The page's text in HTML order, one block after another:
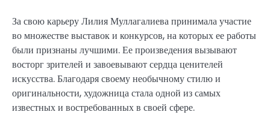
За свою карьеру Лилия Муллагалиева принимала участие
во множестве выставок и конкурсов, на которых ее работы
были признаны лучшими. Ее произведения вызывают
восторг зрителей и завоевывают сердца ценителей
искусства. Благодаря своему необычному стилю и
оригинальности, художница стала одной из самых
известных и востребованных в своей сфере.